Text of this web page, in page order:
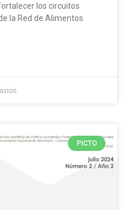
los circuitos
la Red de Alimentos
PICTO